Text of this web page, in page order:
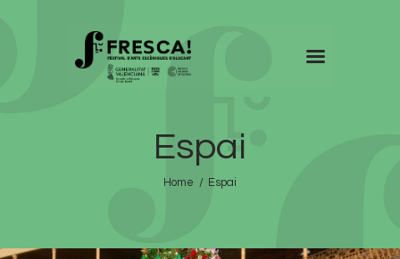
Espai
Home Espai
Informació d’interés